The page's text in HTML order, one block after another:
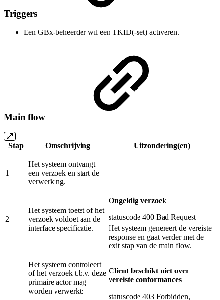
Triggers
Een GBx-beheerder wil een TKID(-set) activeren.
Main flow
Stap Omschrijving Uitzondering(en)
1
Het systeem ontvangt
een verzoek en start de
verwerking.
2
Het systeem toetst of het
verzoek voldoet aan de
interface specificatie.
Ongeldig verzoek
statuscode 400 Bad Request
Het systeem genereert de vereiste
response en gaat verder met de
exit stap van de main flow.
Het systeem controleert
of het verzoek t.b.v. deze
primaire actor mag
worden verwerkt:
Client beschikt niet over
vereiste conformances
statuscode 403 Forbidden,